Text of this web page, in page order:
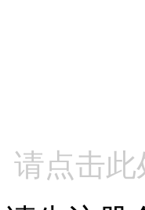
请点击此